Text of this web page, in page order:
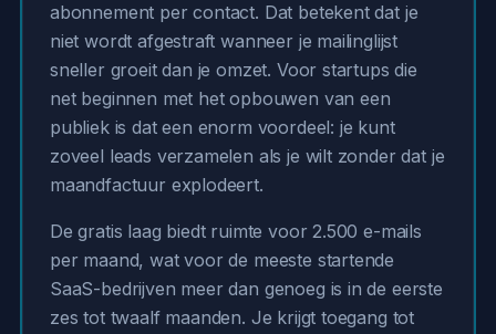
abonnement per contact. Dat betekent dat je
niet wordt afgestraft wanneer je mailinglijst
sneller groeit dan je omzet. Voor startups die
net beginnen met het opbouwen van een
publiek is dat een enorm voordeel: je kunt
zoveel leads verzamelen als je wilt zonder dat je
maandfactuur explodeert.
De gratis laag biedt ruimte voor 2.500 e-mails
per maand, wat voor de meeste startende
SaaS-bedrijven meer dan genoeg is in de eerste
zes tot twaalf maanden. Je krijgt toegang tot